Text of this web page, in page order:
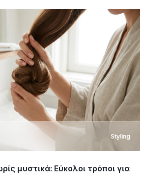
Styling
μυστικά: Εύκολοι τρόποι για